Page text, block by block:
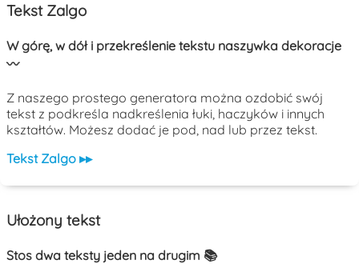
Tekst Zalgo
W górę, w dół i przekreślenie tekstu naszywka dekoracje
〰️
Z naszego prostego generatora można ozdobić swój
tekst z podkreśla nadkreślenia łuki, haczyków i innych
kształtów. Możesz dodać je pod, nad lub przez tekst.
Tekst Zalgo ▸▸
Ułożony tekst
Stos dwa teksty jeden na drugim 📚